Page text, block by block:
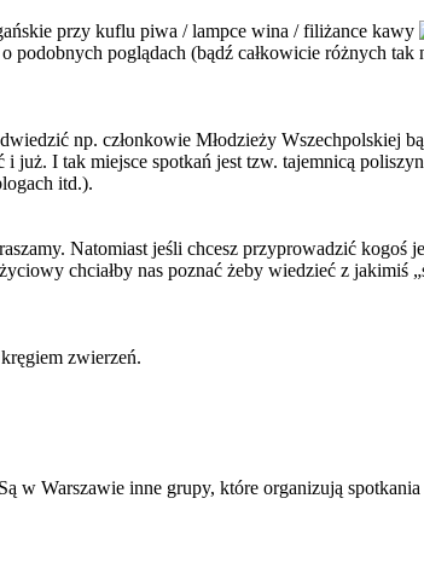
przy kuflu piwa / lampce wina / filiżance kawy
podobnych poglądach (bądź całkowicie różnych
np. członkowie Młodzieży Wszechpolskiej
I tak miejsce spotkań jest tzw. tajemnicą
itd.).
Natomiast jeśli chcesz przyprowadzić kogoś
chciałby nas poznać żeby wiedzieć z jakimiś
zwierzeń.
w Warszawie inne grupy, które organizują